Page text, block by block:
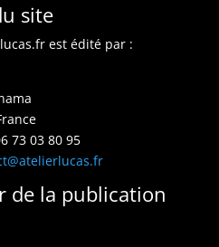
site
est édité par :
73 03 80 95
de la publication